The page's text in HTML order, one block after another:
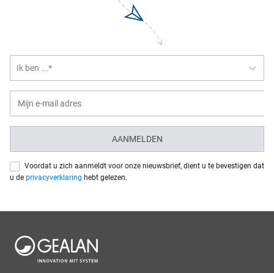
Ik ben ...*
AANMELDEN
Voordat u zich aanmeldt voor onze nieuwsbrief, dient u te bevestigen dat
u de privacyverklaring hebt gelezen.